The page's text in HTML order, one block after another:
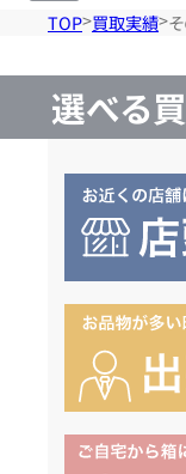
TOP 買取実績
選べる